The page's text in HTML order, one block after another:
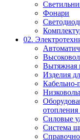
Фонари
02.
Вытяжная
Изделия
Кабельно-
отопления
Силовые
Система